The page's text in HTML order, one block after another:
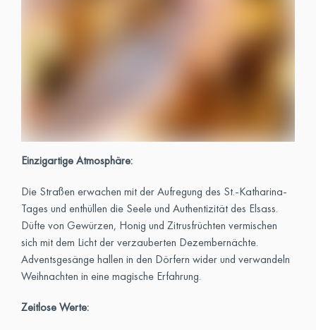
Einzigartige Atmosphäre:
Die Straßen erwachen mit der Aufregung des St.-Katharina-
Tages und enthüllen die Seele und Authentizität des Elsass.
Düfte von Gewürzen, Honig und Zitrusfrüchten vermischen
sich mit dem Licht der verzauberten Dezembernächte.
Adventsgesänge hallen in den Dörfern wider und verwandeln
Weihnachten in eine magische Erfahrung.
Zeitlose Werte: